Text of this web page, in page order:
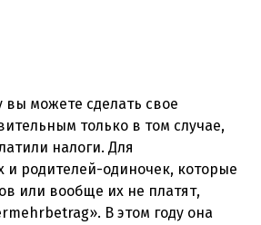
вы можете сделать свое
только в том случае,
налоги. Для
и родителей-одиночек, которые
или вообще их не платят,
В этом году она